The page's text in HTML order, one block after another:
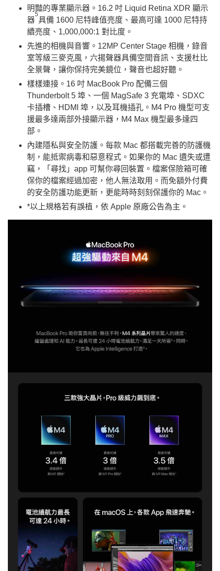
明豔的專業顯示器。16.2 吋 Liquid Retina XDR 顯示
器
5
具備 1600 尼特峰值亮度、最高可達 1000 尼特持
續亮度、1,000,000:1 對比度。
先進的相機與音響。12MP Center Stage 相機，錄音
室等級三麥克風，六揚聲器具備空間音訊、支援杜比
全景聲，讓你保持完美鏡位，聲音也超好聽。
樣樣連接。16 吋 MacBook Pro 配備三個
Thunderbolt 5 埠、一個 MagSafe 3 充電埠、SDXC
卡插槽、HDMI 埠，以及耳機插孔。M4 Pro 機型可支
援最多達兩部外接顯示器，M4 Max 機型最多達四
部。
內建隱私與安全防護。每款 Mac 都搭載完善的防護機
制，能抵禦病毒和惡意程式。如果你的 Mac 遺失或遭
竊，「尋找」app 可幫你尋回裝置。檔案保險箱可確
保你的檔案經過加密，他人無法取用。而免額外付費
的安全防護功能更新，更能時時刻刻保護你的 Mac。
*以上規格若有誤植，依 Apple 原廠公告為主。